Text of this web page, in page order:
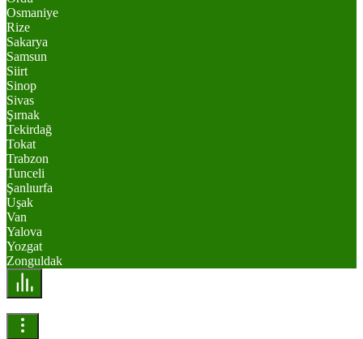
Osmaniye
Rize
Sakarya
Samsun
Siirt
Sinop
Sivas
Şırnak
Tekirdağ
Tokat
Trabzon
Tunceli
Şanlıurfa
Uşak
Van
Yalova
Yozgat
Zonguldak